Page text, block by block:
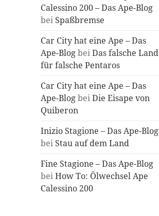
Calessino 200 – Das Ape-Blog
bei Spaßbremse
Car City hat eine Ape – Das
Ape-BlogbeiDas falsche Land
für falsche Pentaros
Car City hat eine Ape – Das
Ape-BlogbeiDie Eisape von
Quiberon
Inizio Stagione – Das Ape-Blog
bei Stau auf dem Land
Fine Stagione – Das Ape-Blog
beiHow To: Ölwechsel Ape
Calessino 200